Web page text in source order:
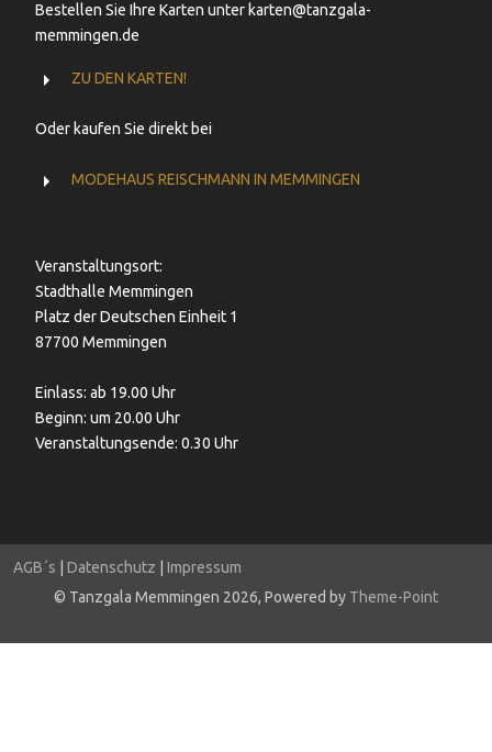
Bestellen Sie Ihre Karten unter karten@tanzgala-
memmingen.de
ZU DEN KARTEN!
Oder kaufen Sie direkt bei
MODEHAUS REISCHMANN IN MEMMINGEN
Veranstaltungsort:
Stadthalle Memmingen
Platz der Deutschen Einheit 1
87700 Memmingen
Einlass: ab 19.00 Uhr
Beginn: um 20.00 Uhr
Veranstaltungsende: 0.30 Uhr
AGB´s Datenschutz
Impressum
© Tanzgala Memmingen 2026, Powered by Theme-Point